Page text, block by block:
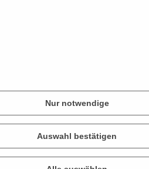
in der IG gesunder
little movement: the
Abstract.
Athen: Science and policy
Issues of
Nur notwendige
Auswahl bestätigen